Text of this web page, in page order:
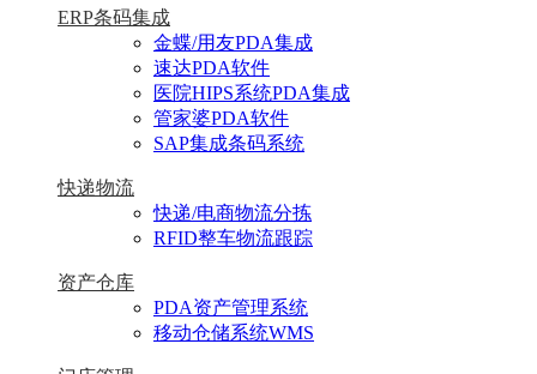
ERP条码集成
金蝶/用友PDA集成
速达PDA软件
医院HIPS系统PDA集成
管家婆PDA软件
SAP集成条码系统
快递物流
快递/电商物流分拣
RFID整车物流跟踪
资产仓库
PDA资产管理系统
移动仓储系统WMS